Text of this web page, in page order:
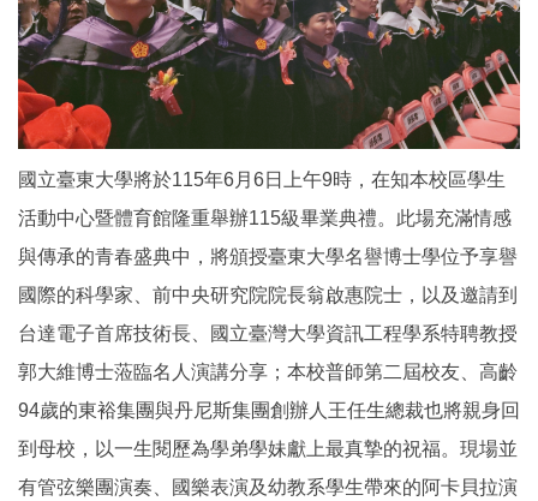
國立臺東大學將於115年6月6日上午9時，在知本校區學生
活動中心暨體育館隆重舉辦115級畢業典禮。此場充滿情感
與傳承的青春盛典中，將頒授臺東大學名譽博士學位予享譽
國際的科學家、前中央研究院院長翁啟惠院士，以及邀請到
台達電子首席技術長、國立臺灣大學資訊工程學系特聘教授
郭大維博士蒞臨名人演講分享；本校普師第二屆校友、高齡
94歲的東裕集團與丹尼斯集團創辦人王任生總裁也將親身回
到母校，以一生閱歷為學弟學妹獻上最真摯的祝福。現場並
有管弦樂團演奏、國樂表演及幼教系學生帶來的阿卡貝拉演